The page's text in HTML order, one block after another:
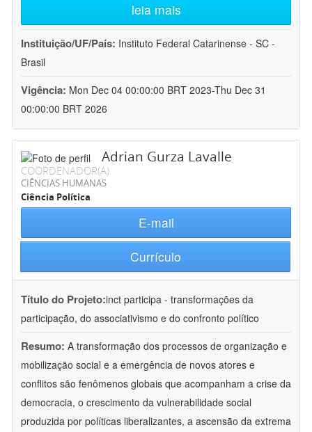
leia mais
Instituição/UF/País: Instituto Federal Catarinense - SC -
Brasil
Vigência: Mon Dec 04 00:00:00 BRT 2023-Thu Dec 31
00:00:00 BRT 2026
Adrian Gurza Lavalle
COORDENADOR(A)
CIÊNCIAS HUMANAS
Ciência Política
E-mail
Currículo
Título do Projeto:inct participa - transformações da
participação, do associativismo e do confronto político
Resumo: A transformação dos processos de organização e
mobilização social e a emergência de novos atores e
conflitos são fenômenos globais que acompanham a crise da
democracia, o crescimento da vulnerabilidade social
produzida por políticas liberalizantes, a ascensão da extrema